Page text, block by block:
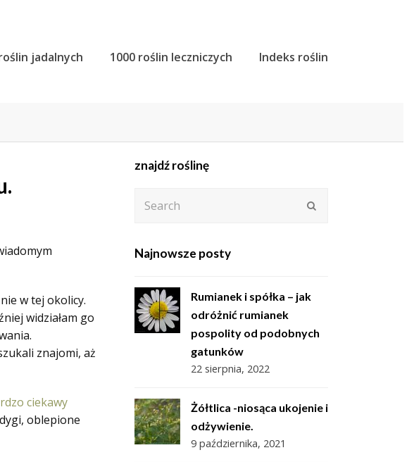
jadalnych 1000 roślin leczniczych Indeks roślin
w tej okolicy.
widziałam go
znajomi, aż
ciekawy
oblepione
znajdź roślinę
Najnowsze posty
Rumianek i spółka – jak
odróżnić rumianek
pospolity od podobnych
gatunków
22 sierpnia, 2022
Żółtlica -niosąca ukojenie i
odżywienie.
9 października, 2021